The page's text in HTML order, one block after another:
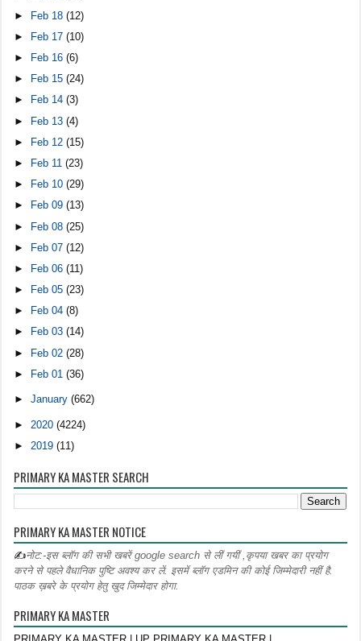
► Feb 18(12)
►
Feb 17(10)
►
Feb 16(6)
►
Feb 15(24)
►
Feb 14(3)
► Feb 13(4)
►
Feb 12(15)
►
Feb 11(23)
►
Feb 10(29)
►
Feb 09(13)
► Feb 08(25)
► Feb 07(12)
►
Feb 06(11)
►
Feb 05(23)
►
Feb 04(8)
►
Feb 03(14)
► Feb 02(28)
►
Feb 01(36)
►January(662)
► 2020(4224)
► 2019(11)
PRIMARY KA MASTER SEARCH
PRIMARY KA MASTER NOTICE
✍नोट:-इस ब्लॉग की सभी खबरें google search से लीं गयीं ,कृपया खबर का प्रयोग
करने से पहले वैधानिक पुष्टि अवश्य कर लें. इसमें ब्लॉग एडमिन की कोई जिम्मेदारी नहीं है.
पाठक ख़बरे के प्रयोग हेतु खुद जिम्मेदार होगा.
PRIMARY KA MASTER